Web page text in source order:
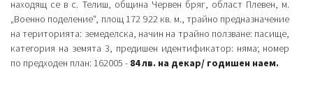
находящ се в с. Телиш, община Червен бряг, област Плевен, м.
„Военно поделение“, площ 172 922 кв. м., трайно предназначение
на територията: земеделска, начин на трайно ползване: пасище,
категория на земята 3, предишен идентификатор: няма; номер
по предходен план: 162005 - 84 лв. на декар/ годишен наем.